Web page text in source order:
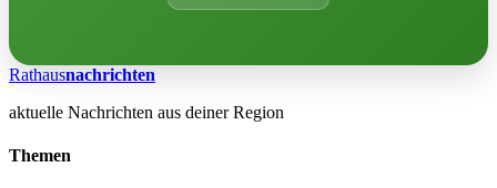
Rathausnachrichten
aktuelle Nachrichten aus deiner Region
Themen